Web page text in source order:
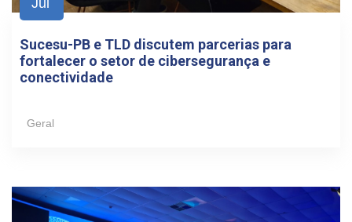
Jul
Sucesu-PB e TLD discutem parcerias para
fortalecer o setor de cibersegurança e
conectividade
Geral